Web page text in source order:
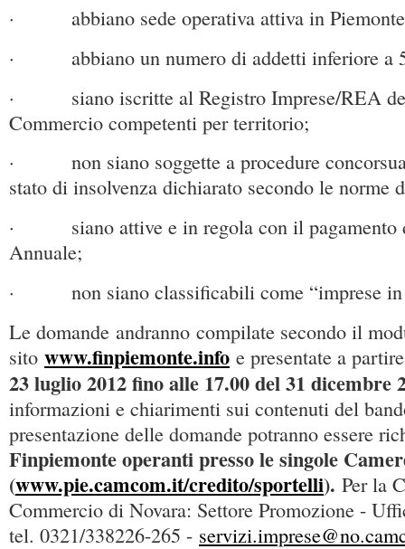
· abbiano sede operativa attiva in
· abbiano un numero di addetti inferiore a
· siano iscritte al Registro Imprese/REA
Commercio competenti per territorio;
· non siano soggette a procedure
stato di insolvenza dichiarato secondo le norme
· siano attive e in regola con il pagamento
Annuale;
· non siano classificabili come “imprese in
Le domande andranno compilate secondo il
sito www.finpiemonte.info e presentate a
23 luglio 2012 fino alle 17.00 del 31 dicembre
informazioni e chiarimenti sui contenuti del
presentazione delle domande potranno essere
Finpiemonte operanti presso le singole
(www.pie.camcom.it/credito/sportelli). Per la
Commercio di Novara: Settore Promozione -
tel. 0321/338226-265 -